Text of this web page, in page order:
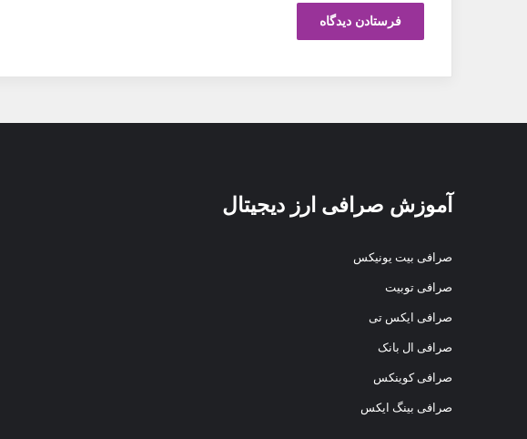
آموزش صرافی ارز دیجیتال
صرافی بیت یونیکس
صرافی توبیت
صرافی ایکس تی
صرافی ال بانک
صرافی کوینکس
صرافی بینگ ایکس